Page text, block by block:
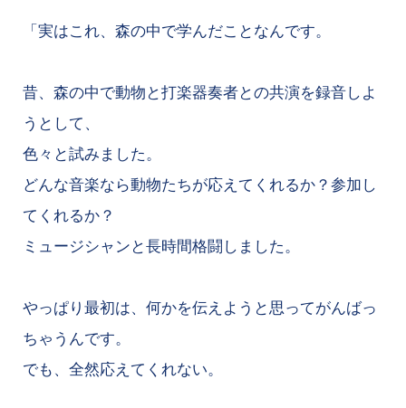
「実はこれ、森の中で学んだことなんです。
昔、森の中で動物と打楽器奏者との共演を録音しよ
うとして、
色々と試みました。
どんな音楽なら動物たちが応えてくれるか？参加し
てくれるか？
ミュージシャンと長時間格闘しました。
やっぱり最初は、何かを伝えようと思ってがんばっ
ちゃうんです。
でも、全然応えてくれない。